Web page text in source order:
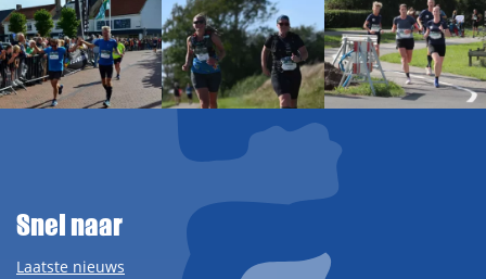
Snel naar
Laatste nieuws